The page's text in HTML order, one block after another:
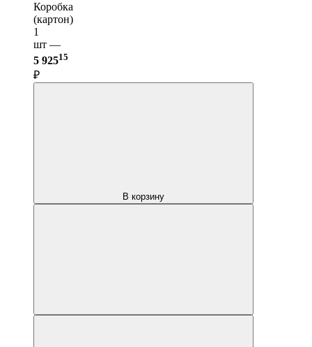
Коробка
(картон)
1
шт —
5 92515
₽
В корзину